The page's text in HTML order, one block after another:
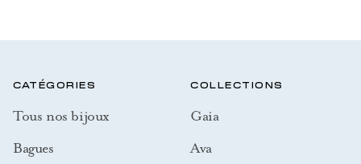
CATÉGORIES
Tous nos bijoux
Bagues
COLLECTIONS
Gaia
Ava